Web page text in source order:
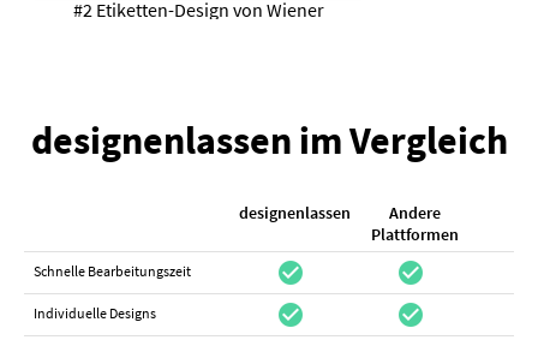
#2 Etiketten-Design von Wiener
designenlassen im Vergleich
designenlassen
Andere
Plattformen
Schnelle Bearbeitungszeit check_circle check_circle
Individuelle Designs check_circle check_circle